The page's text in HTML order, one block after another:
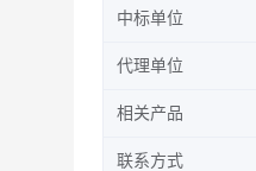
中标单位
代理单位
相关产品
联系方式